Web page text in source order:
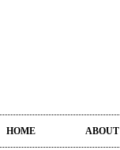
HOME ABOUT